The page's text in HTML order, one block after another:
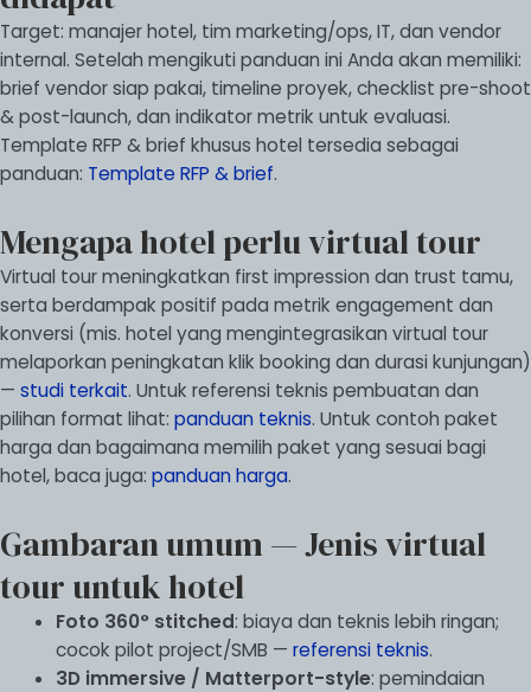
Target: manajer hotel, tim marketing/ops, IT, dan vendor
internal. Setelah mengikuti panduan ini Anda akan memiliki:
brief vendor siap pakai, timeline proyek, checklist pre-shoot
& post-launch, dan indikator metrik untuk evaluasi.
Template RFP & brief khusus hotel tersedia sebagai
panduan: Template RFP & brief.
Mengapa hotel perlu virtual tour
Virtual tour meningkatkan first impression dan trust tamu,
serta berdampak positif pada metrik engagement dan
konversi (mis. hotel yang mengintegrasikan virtual tour
melaporkan peningkatan klik booking dan durasi kunjungan)
— studi terkait. Untuk referensi teknis pembuatan dan
pilihan format lihat: panduan teknis. Untuk contoh paket
harga dan bagaimana memilih paket yang sesuai bagi
hotel, baca juga: panduan harga.
Gambaran umum — Jenis virtual
tour untuk hotel
Foto 360° stitched: biaya dan teknis lebih ringan;
cocok pilot project/SMB — referensi teknis.
3D immersive / Matterport-style: pemindaian